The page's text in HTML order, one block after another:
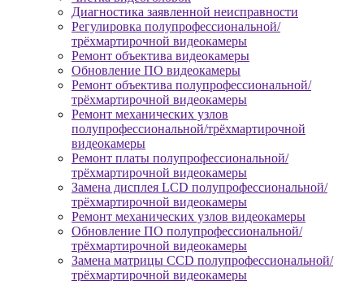
Диагностика заявленной неисправности
Регулировка полупрофессиональной/
трёхмартирочной видеокамеры
Ремонт объектива видеокамеры
Обновление ПО видеокамеры
Ремонт объектива полупрофессиональной/
трёхмартирочной видеокамеры
Ремонт механических узлов
полупрофессиональной/трёхмартирочной
видеокамеры
Ремонт платы полупрофессиональной/
трёхмартирочной видеокамеры
Замена дисплея LCD полупрофессиональной/
трёхмартирочной видеокамеры
Ремонт механических узлов видеокамеры
Обновление ПО полупрофессиональной/
трёхмартирочной видеокамеры
Замена матрицы CCD полупрофессиональной/
трёхмартирочной видеокамеры